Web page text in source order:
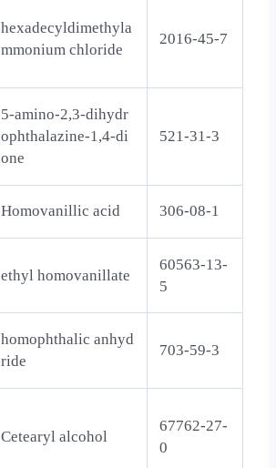
hexadecyldimethyla
mmonium chloride
2016-45-7
5-amino-2,3-dihydr
ophthalazine-1,4-di
one
521-31-3
Homovanillic acid 306-08-1
ethyl homovanillate
60563-13-
5
homophthalic anhyd
ride
703-59-3
Cetearyl alcohol
67762-27-
0